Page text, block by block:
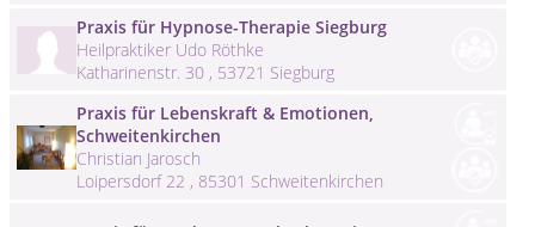
Praxis für Hypnose-Therapie Siegburg
Heilpraktiker Udo Röthke
Katharinenstr. 30 , 53721 Siegburg
Praxis für Lebenskraft & Emotionen,
Schweitenkirchen
Christian Jarosch
Loipersdorf 22 , 85301 Schweitenkirchen